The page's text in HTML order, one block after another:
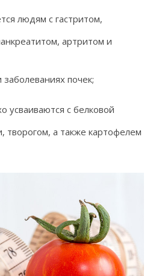
людям с гастритом,
артритом и
почек;
усваиваются с белковой
творогом, а также картофелем